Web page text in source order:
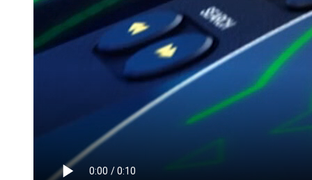
100,0 FM
Нурлат
71,42 FM
Сарман